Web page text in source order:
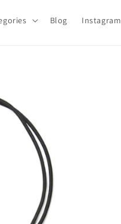
Blog Instagram